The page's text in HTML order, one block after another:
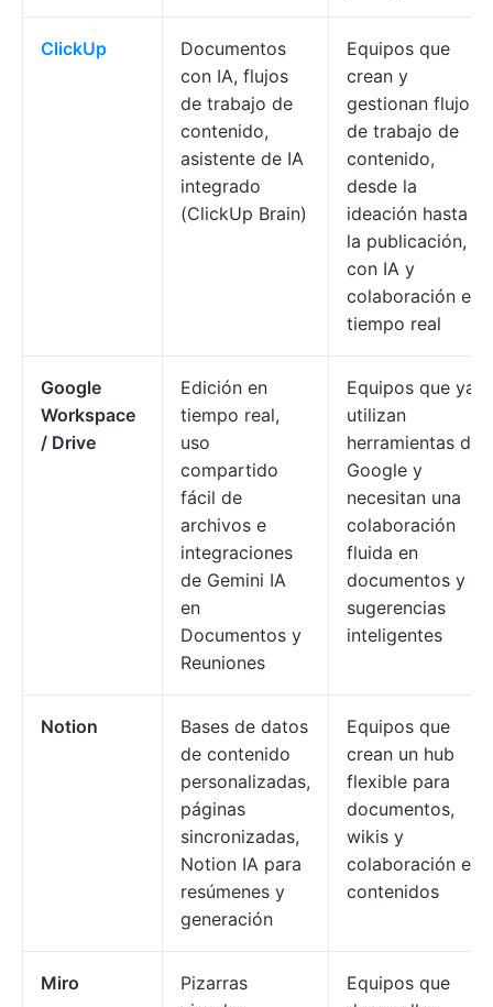
ClickUp
Documentos
con IA, flujos
de trabajo de
contenido,
asistente de IA
integrado
(ClickUp Brain)
Equipos que
crean y
gestionan flujos
de trabajo de
contenido,
desde la
ideación hasta
la publicación,
con IA y
colaboración en
tiempo real
Google
Workspace
/ Drive
Edición en
tiempo real,
uso
compartido
fácil de
archivos e
integraciones
de Gemini IA
en
Documentos y
Reuniones
Equipos que ya
utilizan
herramientas de
Google y
necesitan una
colaboración
fluida en
documentos y
sugerencias
inteligentes
Notion
Bases de datos
de contenido
personalizadas,
páginas
sincronizadas,
Notion IA para
resúmenes y
generación
Equipos que
crean un hub
flexible para
documentos,
wikis y
colaboración en
contenidos
Miro
Pizarras
Equipos que